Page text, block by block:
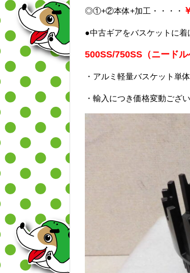
◎①+②本体+加工・・・・
●中古ギアをバスケットに着
500SS/750SS（ニード
・アルミ軽量バスケット単
・輸入につき価格変動ござ